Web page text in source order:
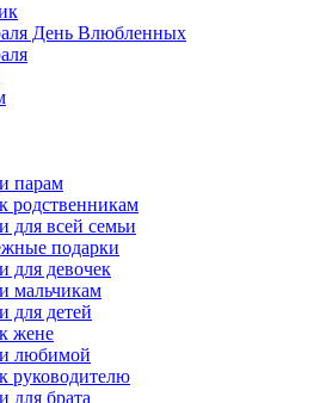
День Влюбленных
парам
родственникам
для всей семьи
подарки
для девочек
мальчикам
для детей
жене
любимой
руководителю
для брата